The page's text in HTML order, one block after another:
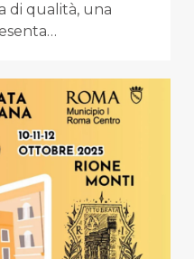
di qualità, una